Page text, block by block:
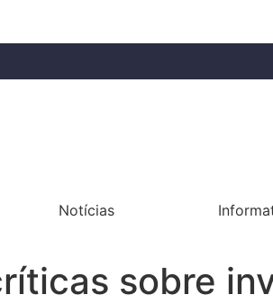
Notícias
sobre